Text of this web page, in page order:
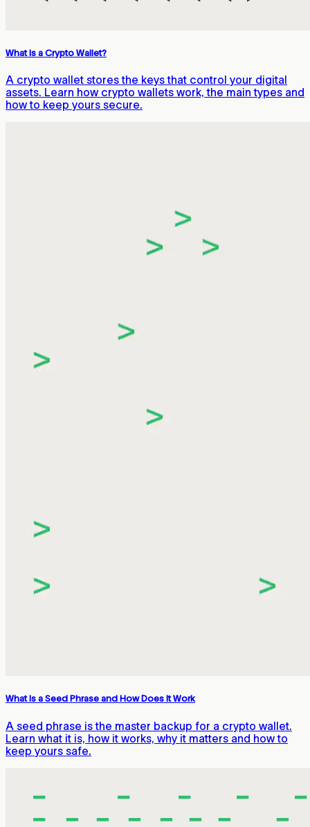
What Is a Crypto Wallet?
A crypto wallet stores the keys that control your digital
assets. Learn how crypto wallets work, the main types and
how to keep yours secure.
What Is a Seed Phrase and How Does It Work
A seed phrase is the master backup for a crypto wallet.
Learn what it is, how it works, why it matters and how to
keep yours safe.